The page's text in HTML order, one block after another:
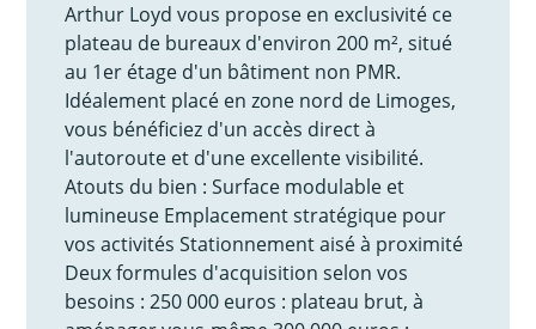
Arthur Loyd vous propose en exclusivité ce
plateau de bureaux d'environ 200 m², situé
au 1er étage d'un bâtiment non PMR.
Idéalement placé en zone nord de Limoges,
vous bénéficiez d'un accès direct à
l'autoroute et d'une excellente visibilité.
Atouts du bien : Surface modulable et
lumineuse Emplacement stratégique pour
vos activités Stationnement aisé à proximité
Deux formules d'acquisition selon vos
besoins : 250 000 euros : plateau brut, à